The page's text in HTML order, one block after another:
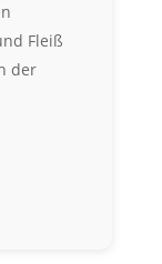
Fleiß
der